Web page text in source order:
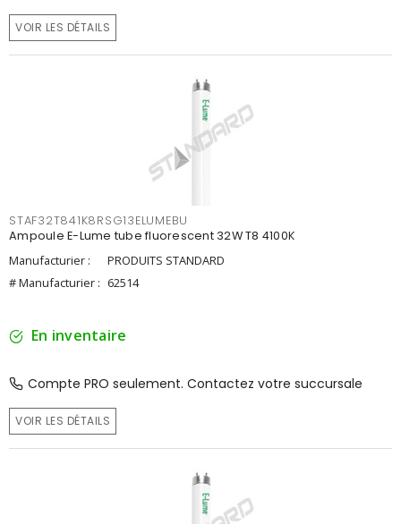
VOIR LES DÉTAILS
STAF32T841K8RSG13ELUMEBU
Ampoule E-Lume tube fluorescent 32W T8 4100K
Manufacturier :
PRODUITS STANDARD
# Manufacturier : 62514
En inventaire
Compte PRO seulement. Contactez votre succursale
VOIR LES DÉTAILS